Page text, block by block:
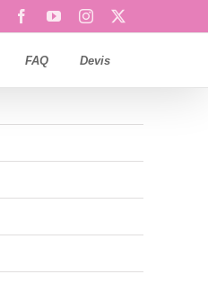
FacebookYouTubeInstagram
FAQ Devis